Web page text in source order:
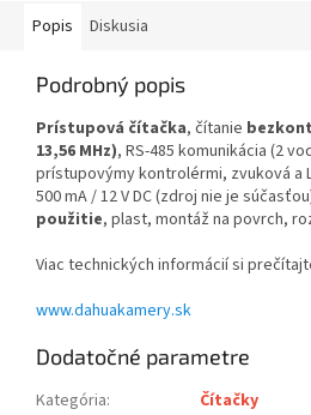
Popis Diskusia
Podrobný popis
Prístupová čítačka, čítanie
13,56 MHz), RS-485 komunikácia (2
prístupovýmy kontrolérmi, zvuková a
500 mA / 12 V DC (zdroj nie je
použitie, plast, montáž na povrch,
Viac technických informácií si
www.dahuakamery.sk
Dodatočné parametre
Kategória:
Čítačky